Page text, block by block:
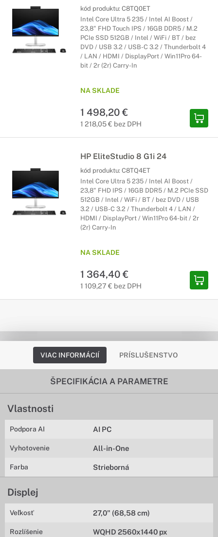
kód produktu: C8TQ0ET
Intel Core Ultra 5 235 / Intel AI Boost /
23,8" FHD Touch IPS / 16GB DDR5 / M.2
PCIe SSD 512GB / Intel / WiFi / BT / bez
DVD / USB 3.2 / USB-C 3.2 / Thunderbolt 4
/ LAN / HDMI / DisplayPort / Win11Pro 64-
bit / 2r (2r) Carry-In
NA SKLADE
1 498,20 €
1 218,05 € bez DPH
HP EliteStudio 8 G1i 24
kód produktu: C8TQ4ET
Intel Core Ultra 5 235 / Intel AI Boost /
23,8" FHD IPS / 16GB DDR5 / M.2 PCIe SSD
512GB / Intel / WiFi / BT / bez DVD / USB
3.2 / USB-C 3.2 / Thunderbolt 4 / LAN /
HDMI / DisplayPort / Win11Pro 64-bit / 2r
(2r) Carry-In
NA SKLADE
1 364,40 €
1 109,27 € bez DPH
VIAC INFORMÁCIÍ PRÍSLUŠENSTVO
ŠPECIFIKÁCIA A PARAMETRE
Vlastnosti
Podpora AI AI PC
Vyhotovenie All-in-One
Farba Strieborná
Displej
Veľkosť 27,0" (68,58 cm)
Rozlíšenie WQHD 2560x1440 px